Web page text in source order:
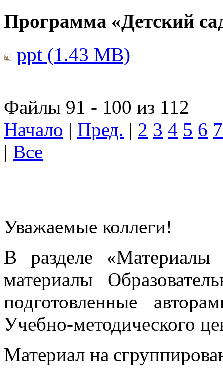
Программа «Детский
ppt (1.43 MB)
Файлы 91 - 100 из 112
Начало | Пред. | 2 3 4 5 6 7
| Все
Уважаемые коллеги!
В разделе «Материалы
материалы
подготовленные
Учебно-методического
Материал на